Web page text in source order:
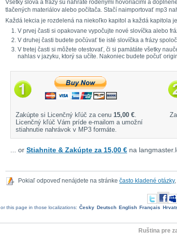
Všetky slová a frázy sú nahraté rodenými hovoriacimi a
tlačených materiálov alebo počítača. Stačí naimportovať mp3
Každá lekcia je rozdelená na niekoľko kapitol a každá kapitola
V prvej časti si opakovane vypočujte nové slovíčka alebo
V druhej časti budete počúvať tie isté slovíčka a frázy
V tretej časti si môžete otestovať, či si pamätáte všetky
nahlas v jazyku, ktorý sa učíte. Nakoniec budete počuť
Zakúpte si Licenčný kľúč za cenu 15,00 €.
Licenčný kľúč Vám príde e-mailom a umožní
stiahnutie nahrávok v MP3 formáte.
... or Stiahnite & Zakúpte za 15,00 € na
Pokiaľ odpoveď nenájdete na stránke často kladené otázky
or this page in those localizations: Česky Deutsch English Français
Ruština pre